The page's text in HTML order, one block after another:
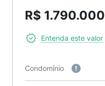
R$ 1.790.000
Entenda este valor
Condomínio